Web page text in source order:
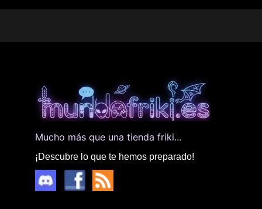
Mucho más que una tienda friki...
¡Descubre lo que te hemos preparado!